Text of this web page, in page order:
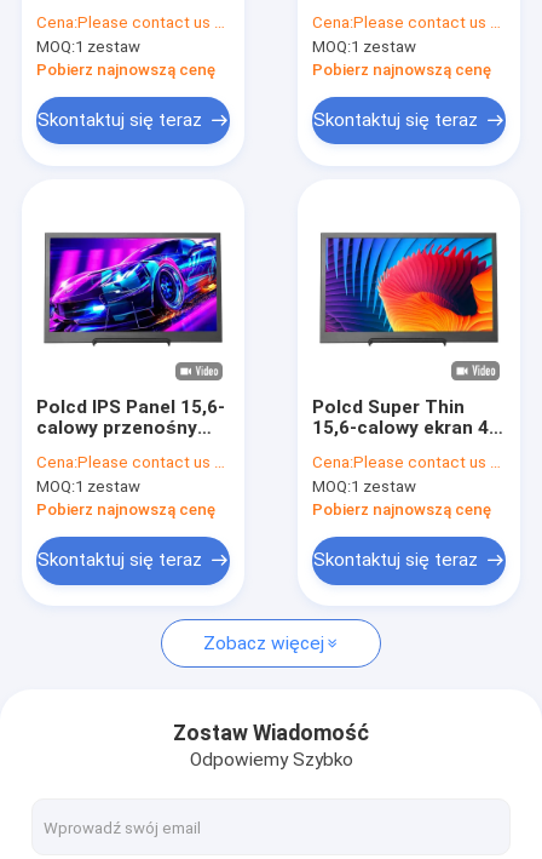
Produkty
Pokaz VR
O nas
Sprawy
Wyświetlacz TFT LCD
wyświetlacz lcd ips tft
Ekran dotykowy TFT
cala 3840x2160
Wyświetlacz LED
Cena:Please contact us for latest price
MOQ:1 zestaw
Pobierz najnowszą cenę
Skontaktuj się teraz
HDM LED z
głośnikiem do gier na
pulpicie
Cena:Please contact us for latest price
MOQ:1 zestaw
Pobierz najnowszą cenę
Skontaktuj się teraz
Polcd IPS Panel 15,6-
calowy przenośny
1080p Ekran
komputera
Wyświetlacz LED
Cena:Please contact us for latest price
MOQ:1 zestaw
Pobierz najnowszą cenę
Skontaktuj się teraz
Polcd Super Thin
15,6-calowy ekran 4k
Monitor
komputerowy z
portem typu C.
Cena:Please contact us for latest price
MOQ:1 zestaw
Pobierz najnowszą cenę
Skontaktuj się teraz
Zobacz więcej
Zostaw Wiadomość
Odpowiemy Szybko